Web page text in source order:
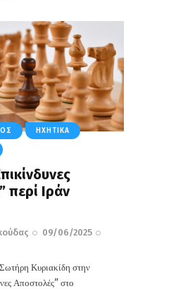
ΗΧΗΤΙΚΆ
περί Ιράν
09/06/2025
Κυριακίδη στην
Αποστολές" στο